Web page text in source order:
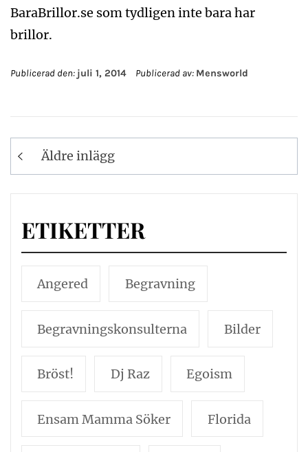
BaraBrillor.se som tydligen inte bara har
brillor.
Publicerad den: juli 1, 2014 Publicerad av: Mensworld
Inläggsnavigering
Äldre inlägg
ETIKETTER
Angered Begravning
Begravningskonsulterna Bilder
Bröst! Dj Raz Egoism
Ensam Mamma Söker Florida